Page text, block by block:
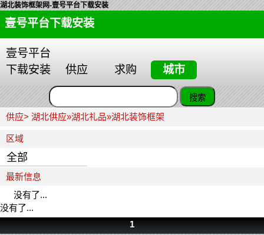
湖北装饰框架网-壹号平台下载安装
壹号平台下载安装
壹号平台
下载安装
供应 求购 城市
供应> 湖北供应»湖北礼品»湖北装饰框架
区域
全部
最新信息
没有了...
没有了...
1